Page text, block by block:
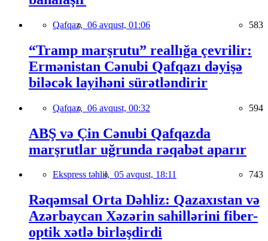
Qafqaz, 06 avqust, 01:06 583
“Tramp marşrutu” reallığa çevrilir:
Ermənistan Cənubi Qafqazı dəyişə
biləcək layihəni sürətləndirir
Qafqaz, 06 avqust, 00:32 594
ABŞ və Çin Cənubi Qafqazda
marşrutlar uğrunda rəqabət aparır
Ekspress təhlil, 05 avqust, 18:11 743
Rəqəmsal Orta Dəhliz: Qazaxıstan və
Azərbaycan Xəzərin sahillərini fiber-
optik xətlə birləşdirdi